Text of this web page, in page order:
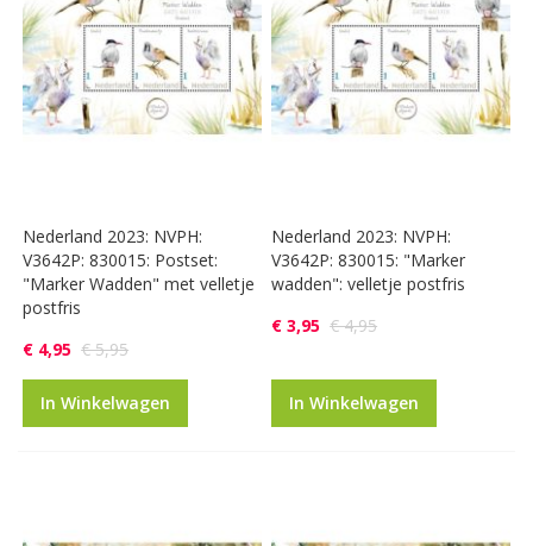
Nederland 2023: NVPH:
V3642P: 830015: Postset:
"Marker Wadden" met velletje
postfris
€ 4,95 € 5,95
In Winkelwagen
Nederland 2023: NVPH:
V3642P: 830015: "Marker
wadden": velletje postfris
€ 3,95 € 4,95
In Winkelwagen